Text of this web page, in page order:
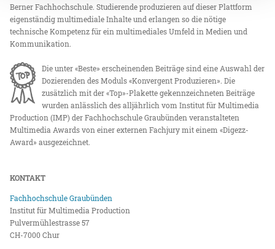
Berner Fachhochschule. Studierende produzieren auf dieser Plattform
eigenständig multimediale Inhalte und erlangen so die nötige
technische Kompetenz für ein multimediales Umfeld in Medien und
Kommunikation.
Die unter «Beste» erscheinenden Beiträge sind eine Auswahl der
Dozierenden des Moduls «Konvergent Produzieren». Die
zusätzlich mit der «Top»-Plakette gekennzeichneten Beiträge
wurden anlässlich des alljährlich vom Institut für Multimedia
Production (IMP) der Fachhochschule Graubünden veranstalteten
Multimedia Awards von einer externen Fachjury mit einem «Digezz-
Award» ausgezeichnet.
KONTAKT
Fachhochschule Graubünden
Institut für Multimedia Production
Pulvermühlestrasse 57
CH-7000 Chur